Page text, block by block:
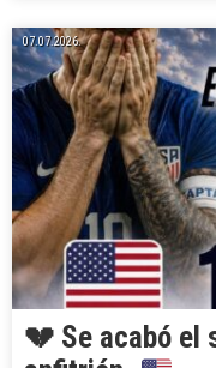
07.07.2026.
💔 Se acabó el